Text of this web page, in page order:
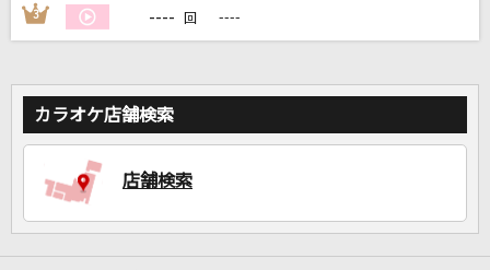
3 ---- 回 ----
カラオケ店舗検索
店舗検索